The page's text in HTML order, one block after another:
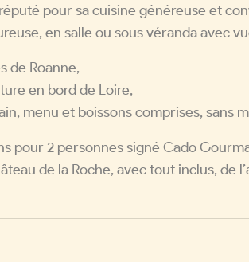
pour sa cuisine généreuse et
en salle ou sous véranda avec
de Roanne,
en bord de Loire,
menu et boissons comprises, sans
pour 2 personnes signé Cado
de la Roche, avec tout inclus, de